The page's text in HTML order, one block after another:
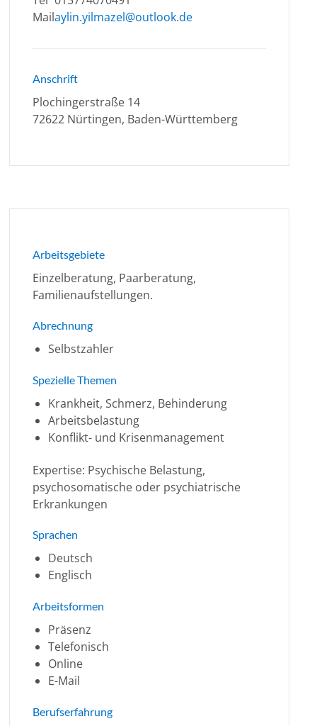
Mailaylin.yilmazel@outlook.de
Anschrift
Plochingerstraße 14
72622 Nürtingen, Baden-Württemberg
Arbeitsgebiete
Einzelberatung, Paarberatung,
Familienaufstellungen.
Abrechnung
Selbstzahler
Spezielle Themen
Krankheit, Schmerz, Behinderung
Arbeitsbelastung
Konflikt- und Krisenmanagement
Expertise: Psychische Belastung,
psychosomatische oder psychiatrische
Erkrankungen
Sprachen
Deutsch
Englisch
Arbeitsformen
Präsenz
Telefonisch
Online
E-Mail
Berufserfahrung